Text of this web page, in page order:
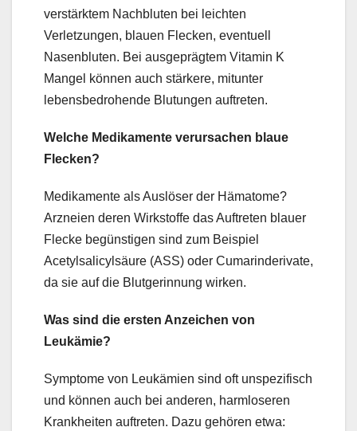
verstärktem Nachbluten bei leichten
Verletzungen, blauen Flecken, eventuell
Nasenbluten. Bei ausgeprägtem Vitamin K
Mangel können auch stärkere, mitunter
lebensbedrohende Blutungen auftreten.
Welche Medikamente verursachen blaue
Flecken?
Medikamente als Auslöser der Hämatome?
Arzneien deren Wirkstoffe das Auftreten blauer
Flecke begünstigen sind zum Beispiel
Acetylsalicylsäure (ASS) oder Cumarinderivate,
da sie auf die Blutgerinnung wirken.
Was sind die ersten Anzeichen von
Leukämie?
Symptome von Leukämien sind oft unspezifisch
und können auch bei anderen, harmloseren
Krankheiten auftreten. Dazu gehören etwa: